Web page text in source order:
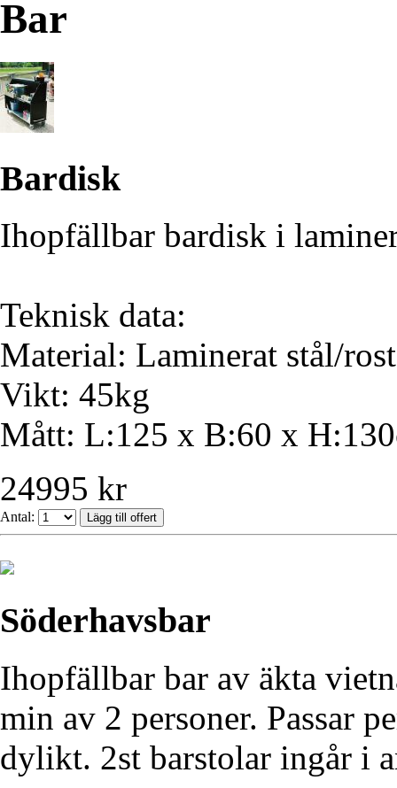
Bar
Bardisk
Ihopfällbar bardisk i
Teknisk data:
Material: Laminerat stål/
Vikt: 45kg
Mått: L:125 x B:60 x
24995 kr
Antal:
Söderhavsbar
Ihopfällbar bar av äkta
min av 2 personer. Passar
dylikt. 2st barstolar ingår i